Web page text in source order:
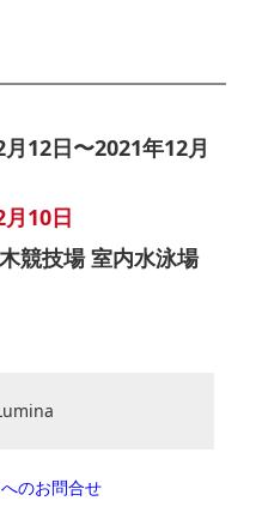
日〜2021年12月
10日
技場 室内水泳場
のお問合せ